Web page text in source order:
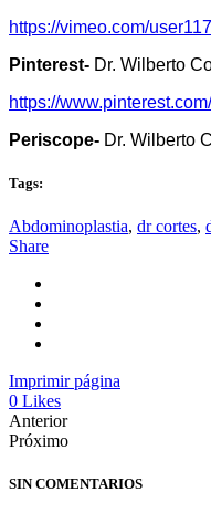
https://vimeo.com/
Pinterest- Dr. Wilberto
https://
Periscope- Dr. Wilberto
Tags:
Abdominoplastia, dr cortes,
Share
Imprimir página
0 Likes
Anterior
Próximo
SIN COMENTARIOS